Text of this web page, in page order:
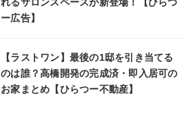
ー広告】
【ラストワン】最後の1邸を引き当てる
のは誰？高橋開発の完成済・即入居可の
お家まとめ【ひらつー不動産】